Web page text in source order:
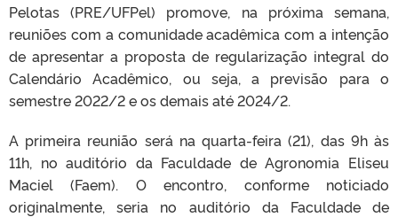
Pelotas (PRE/UFPel) promove, na próxima semana,
reuniões com a comunidade acadêmica com a intenção
de apresentar a proposta de regularização integral do
Calendário Acadêmico, ou seja, a previsão para o
semestre 2022/2 e os demais até 2024/2.
A primeira reunião será na quarta-feira (21), das 9h às
11h, no auditório da Faculdade de Agronomia Eliseu
Maciel (Faem). O encontro, conforme noticiado
originalmente, seria no auditório da Faculdade de